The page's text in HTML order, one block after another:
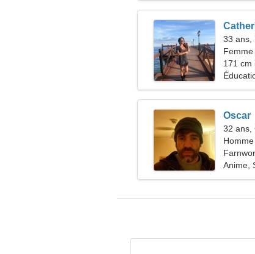
33 ans,
171 cm
Oscar
32 ans,
Anime,